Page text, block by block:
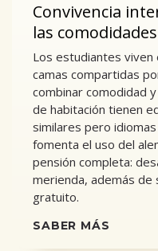
Convivencia
las
Los estudiantes viven
camas compartidas
combinar comodidad
de habitación tienen
similares pero
fomenta el uso del
pensión completa:
merienda, además de
gratuito.
SABER MÁS